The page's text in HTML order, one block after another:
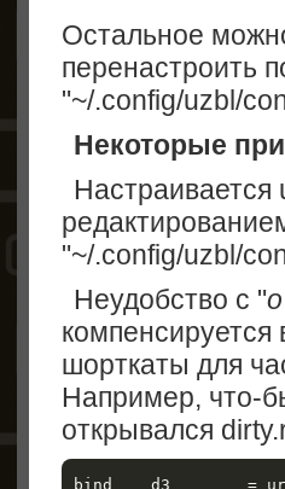
Остальное
перенастроить
"~/.config/uzbl/
Некоторые
Настраивается
"~/.config/uzbl/
Неудобство с "
шорткаты для
Например, что-
открывался